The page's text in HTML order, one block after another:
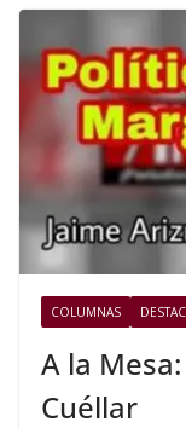
COLUMNAS
A la
Cuéllar